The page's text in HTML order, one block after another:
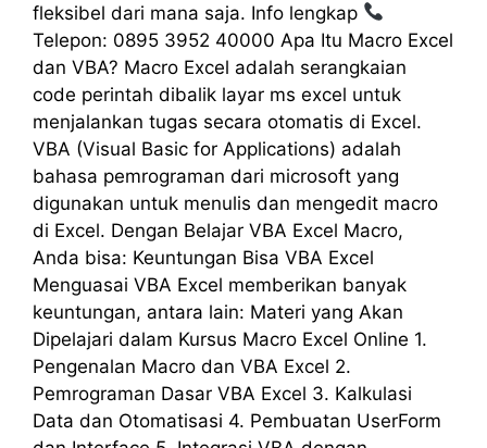
fleksibel dari mana saja. Info lengkap
Telepon: 0895 3952 40000 Apa Itu Macro Excel
dan VBA? Macro Excel adalah serangkaian
code perintah dibalik layar ms excel untuk
menjalankan tugas secara otomatis di Excel.
VBA (Visual Basic for Applications) adalah
bahasa pemrograman dari microsoft yang
digunakan untuk menulis dan mengedit macro
di Excel. Dengan Belajar VBA Excel Macro,
Anda bisa: Keuntungan Bisa VBA Excel
Menguasai VBA Excel memberikan banyak
keuntungan, antara lain: Materi yang Akan
Dipelajari dalam Kursus Macro Excel Online 1.
Pengenalan Macro dan VBA Excel 2.
Pemrograman Dasar VBA Excel 3. Kalkulasi
Data dan Otomatisasi 4. Pembuatan UserForm